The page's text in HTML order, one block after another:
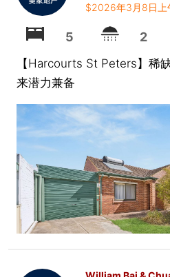
$2026年3月8日上
5 2
【Harcourts St Peters】稀
来潜力兼备